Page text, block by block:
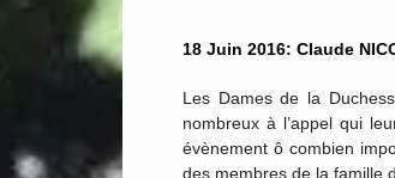
18 Juin 2016: Claude
Les Dames de la
nombreux à l’appel qui
évènement ô combien
des membres de la famille